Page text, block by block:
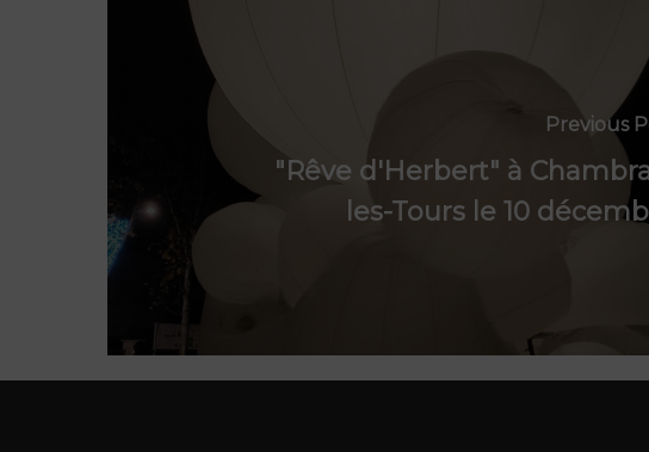
Previous
"Rêve d'Herbert" à
les-Tours le 10